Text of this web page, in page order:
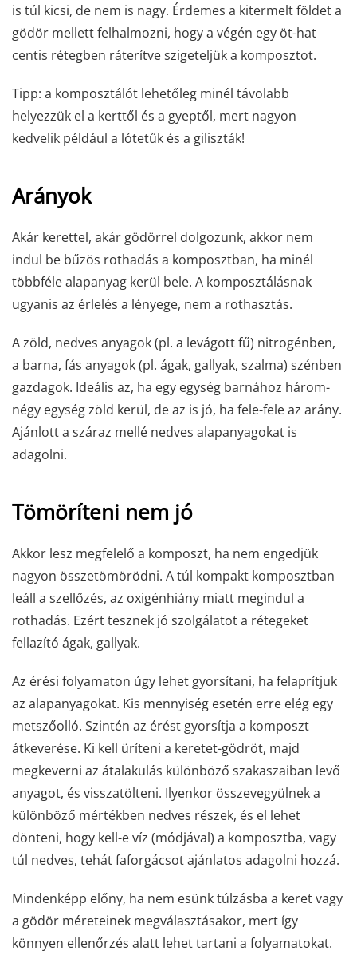
is túl kicsi, de nem is nagy. Érdemes a kitermelt földet a
gödör mellett felhalmozni, hogy a végén egy öt-hat
centis rétegben ráterítve szigeteljük a komposztot.
Tipp: a komposztálót lehetőleg minél távolabb
helyezzük el a kerttől és a gyeptől, mert nagyon
kedvelik például a lótetűk és a giliszták!
Arányok
Akár kerettel, akár gödörrel dolgozunk, akkor nem
indul be bűzös rothadás a komposztban, ha minél
többféle alapanyag kerül bele. A komposztálásnak
ugyanis az érlelés a lényege, nem a rothasztás.
A zöld, nedves anyagok (pl. a levágott fű) nitrogénben,
a barna, fás anyagok (pl. ágak, gallyak, szalma) szénben
gazdagok. Ideális az, ha egy egység barnához három-
négy egység zöld kerül, de az is jó, ha fele-fele az arány.
Ajánlott a száraz mellé nedves alapanyagokat is
adagolni.
Tömöríteni nem jó
Akkor lesz megfelelő a komposzt, ha nem engedjük
nagyon összetömörödni. A túl kompakt komposztban
leáll a szellőzés, az oxigénhiány miatt megindul a
rothadás. Ezért tesznek jó szolgálatot a rétegeket
fellazító ágak, gallyak.
Az érési folyamaton úgy lehet gyorsítani, ha felaprítjuk
az alapanyagokat. Kis mennyiség esetén erre elég egy
metszőolló. Szintén az érést gyorsítja a komposzt
átkeverése. Ki kell üríteni a keretet-gödröt, majd
megkeverni az átalakulás különböző szakaszaiban levő
anyagot, és visszatölteni. Ilyenkor összevegyülnek a
különböző mértékben nedves részek, és el lehet
dönteni, hogy kell-e víz (módjával) a komposztba, vagy
túl nedves, tehát faforgácsot ajánlatos adagolni hozzá.
Mindenképp előny, ha nem esünk túlzásba a keret vagy
a gödör méreteinek megválasztásakor, mert így
könnyen ellenőrzés alatt lehet tartani a folyamatokat.